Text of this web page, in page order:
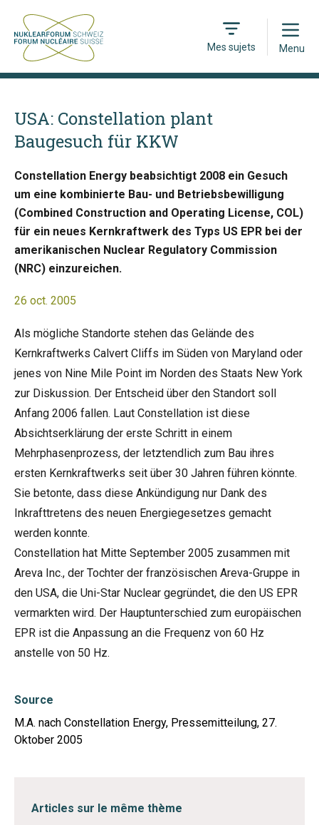
Mes sujets
Open
Menu
USA: Constellation plant
Baugesuch für KKW
Constellation Energy beabsichtigt 2008 ein Gesuch
um eine kombinierte Bau- und Betriebsbewilligung
(Combined Construction and Operating License, COL)
für ein neues Kernkraftwerk des Typs US EPR bei der
amerikanischen Nuclear Regulatory Commission
(NRC) einzureichen.
26 oct. 2005
Als mögliche Standorte stehen das Gelände des
Kernkraftwerks Calvert Cliffs im Süden von Maryland oder
jenes von Nine Mile Point im Norden des Staats New York
zur Diskussion. Der Entscheid über den Standort soll
Anfang 2006 fallen. Laut Constellation ist diese
Absichtserklärung der erste Schritt in einem
Mehrphasenprozess, der letztendlich zum Bau ihres
ersten Kernkraftwerks seit über 30 Jahren führen könnte.
Sie betonte, dass diese Ankündigung nur Dank des
Inkrafttretens des neuen Energiegesetzes gemacht
werden konnte.
Constellation hat Mitte September 2005 zusammen mit
Areva Inc., der Tochter der französischen Areva-Gruppe in
den USA, die Uni-Star Nuclear gegründet, die den US EPR
vermarkten wird. Der Hauptunterschied zum europäischen
EPR ist die Anpassung an die Frequenz von 60 Hz
anstelle von 50 Hz.
Source
M.A. nach Constellation Energy, Pressemitteilung, 27.
Oktober 2005
Articles sur le même thème